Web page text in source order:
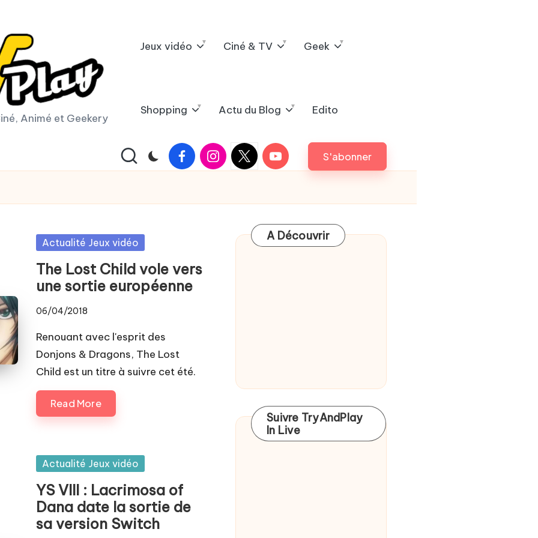
Animé et Geekery
Jeux vidéo Ciné & TV Geek
Shopping Actu du Blog Edito
FacebookInstagram
X
|
Youtube S'abonner
Posted
Actualité Jeux vidéo
The Lost Child vole vers
une sortie européenne
06/04/2018
Renouant avec l'esprit des
Donjons & Dragons, The Lost
Child est un titre à suivre cet été.
Read More
Posted
Actualité Jeux vidéo
YS VIII : Lacrimosa of
Dana date la sortie de
sa version Switch
A Découvrir
Suivre TryAndPlay
In Live